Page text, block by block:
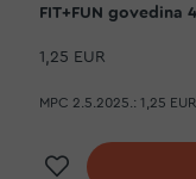
FIT+FUN govedina
1,25 EUR
MPC 2.5.2025.: 1,25 EUR
Dodaj